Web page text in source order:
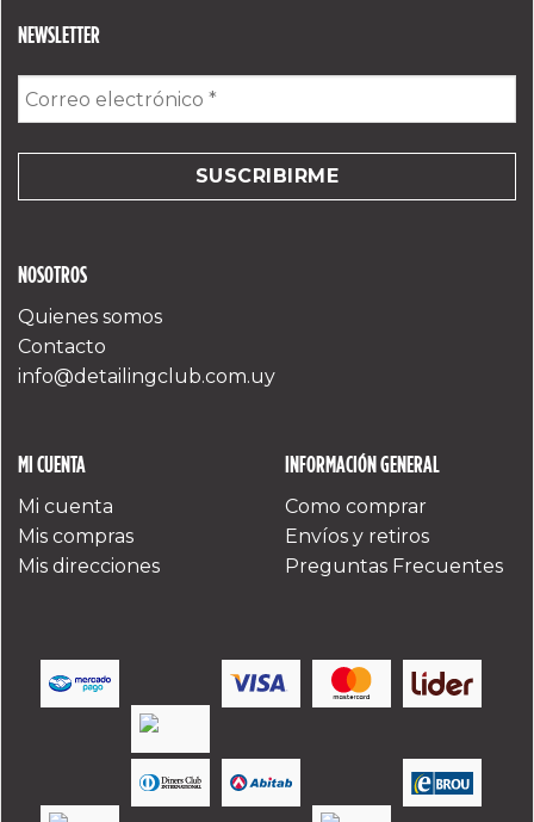
NOSOTROS
Quienes somos
Contacto
info@detailingclub.com.uy
MI CUENTA
Mi cuenta
Mis compras
Mis direcciones
INFORMACIÓN GENERAL
Como comprar
Envíos y retiros
Preguntas Frecuentes
NEWSLETTER
electrónico